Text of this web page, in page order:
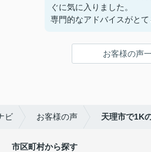
ぐに気に入りました。
専門的なアドバイスがとて
鍵の受け取りのときに、
お客様の声
ビ お客様の声 天理市で1K
市区町村から探す